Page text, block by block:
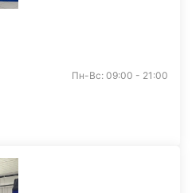
Пн-Вс: 09:00 - 21:00